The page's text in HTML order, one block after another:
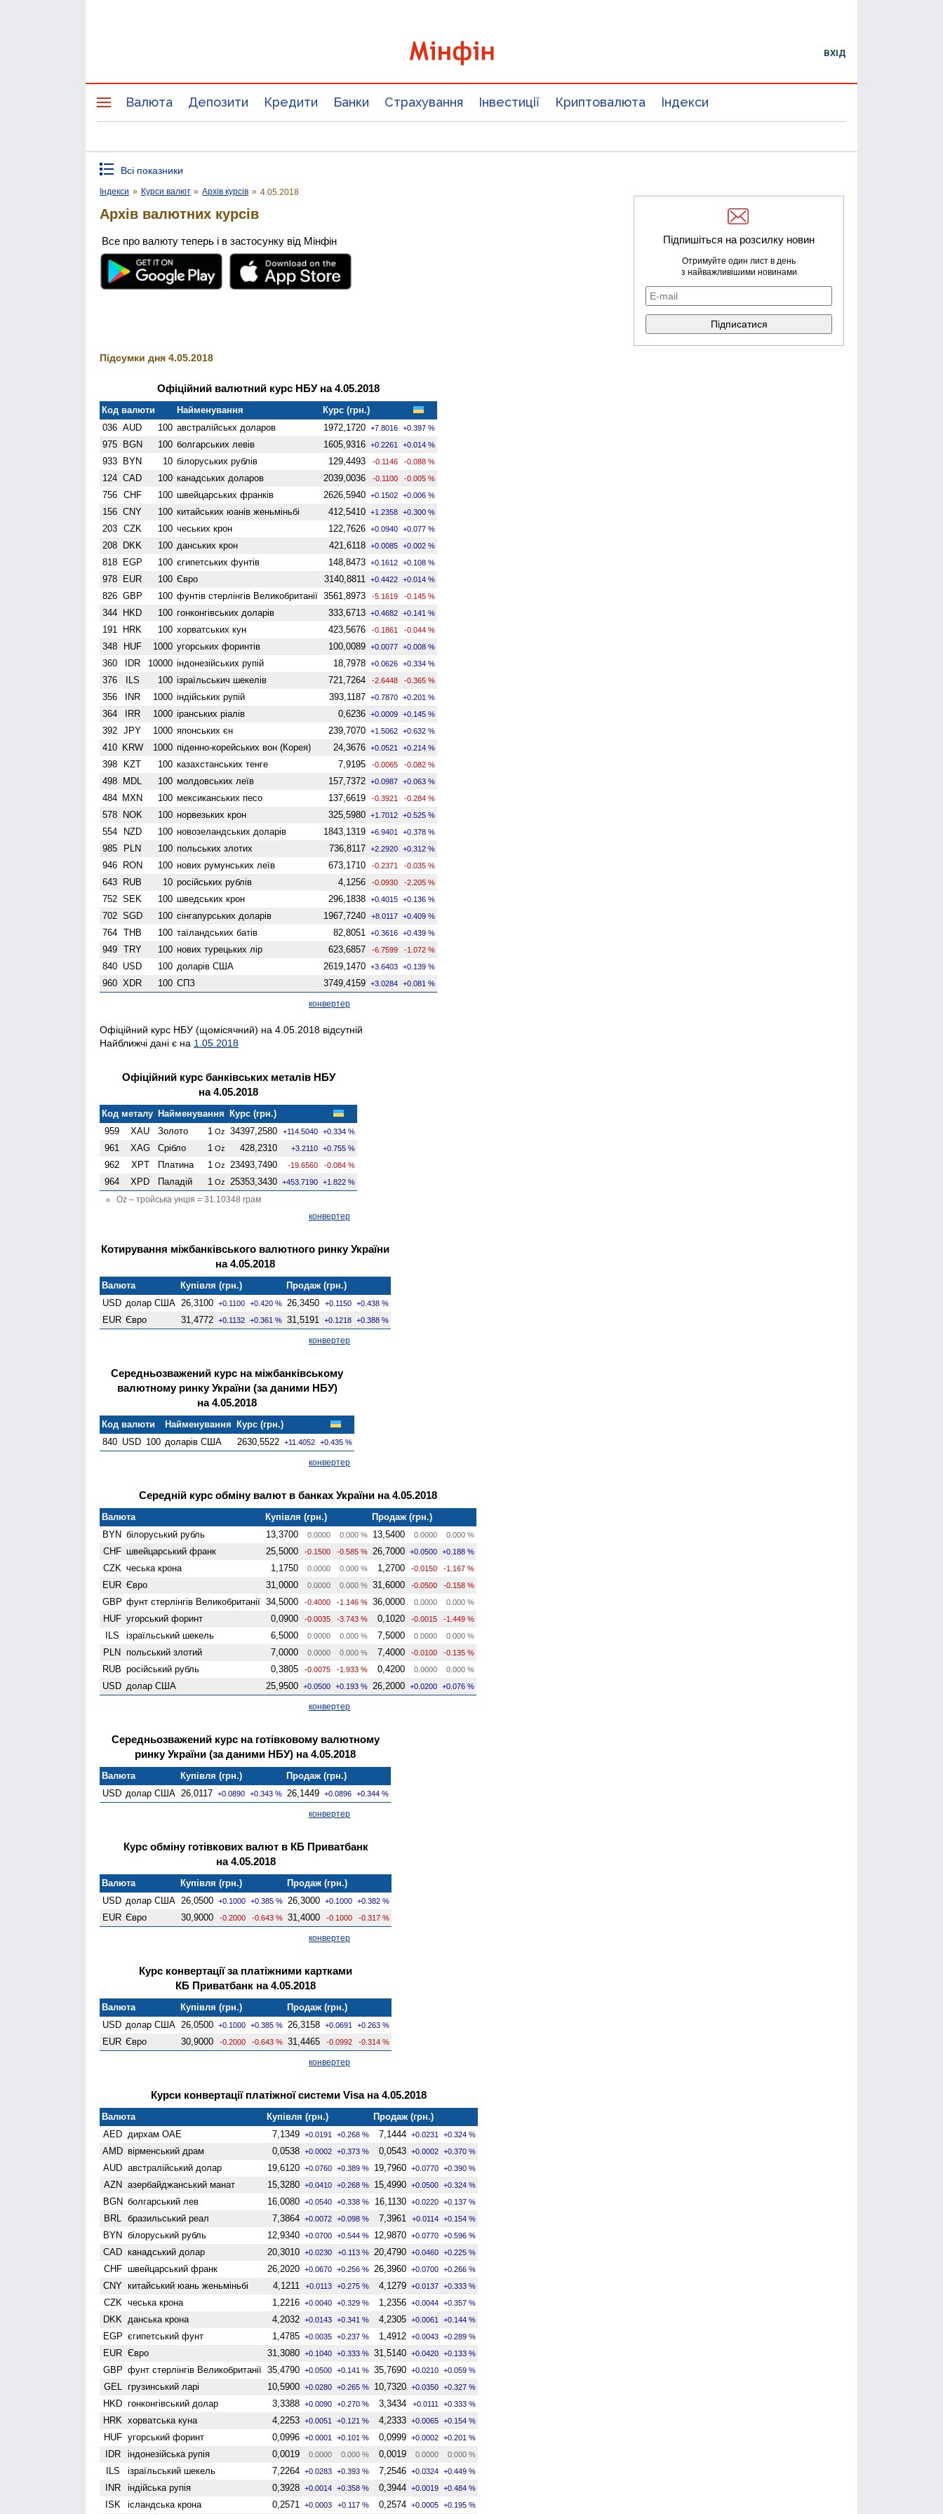
ВХІД
Валюта Депозити Кредити Банки Страхування Інвестиції Криптовалюта Індекси
Всі показники
Індекси » Курси валют » Архів курсів » 4.05.2018
Архів валютних курсів
Все про валюту теперь і в застосунку від Мінфін
Підсумки дня 4.05.2018
Офіційний валютний курс НБУ на 4.05.2018
Код валюти Найменування
Курс (грн.)
036 AUD 100 австралійськх доларов 1972,1720 +7.8016 +0.397 %
975 BGN 100 болгарських левів 1605,9316 +0.2261 +0.014 %
933 BYN 10 білоруських рублів 129,4493 -0.1146 -0.088 %
124 CAD 100 канадських доларов 2039,0036 -0.1100 -0.005 %
756 CHF 100 швейцарських франків 2626,5940 +0.1502 +0.006 %
156 CNY 100 китайських юанів женьмiньбi 412,5410 +1.2358 +0.300 %
203 CZK 100 чеських крон 122,7626 +0.0940 +0.077 %
208 DKK 100 данських крон 421,6118 +0.0085 +0.002 %
818 EGP 100 єгипетських фунтів 148,8473 +0.1612 +0.108 %
978 EUR 100 Євро 3140,8811 +0.4422 +0.014 %
826 GBP 100 фунтів стерлінгів Велико­британії 3561,8973 -5.1619 -0.145 %
344 HKD 100 гонконгівських доларів 333,6713 +0.4682 +0.141 %
191 HRK 100 хорватських кун 423,5676 -0.1861 -0.044 %
348 HUF 1000 угорських форинтів 100,0089 +0.0077 +0.008 %
360 IDR 10000 індонезійських рупій 18,7978 +0.0626 +0.334 %
376 ILS 100 ізраїльськич шекелів 721,7264 -2.6448 -0.365 %
356 INR 1000 індійських рупій 393,1187 +0.7870 +0.201 %
364 IRR 1000 іранських ріалів 0,6236 +0.0009 +0.145 %
392 JPY 1000 японських єн 239,7070 +1.5062 +0.632 %
410 KRW 1000 піденно-корейських вон (Корея) 24,3676 +0.0521 +0.214 %
398 KZT 100 казахстанських тенге 7,9195 -0.0065 -0.082 %
498 MDL 100 молдовських леїв 157,7372 +0.0987 +0.063 %
484 MXN 100 мексиканських песо 137,6619 -0.3921 -0.284 %
578 NOK 100 норвезьких крон 325,5980 +1.7012 +0.525 %
554 NZD 100 ново­зеландських доларів 1843,1319 +6.9401 +0.378 %
985 PLN 100 польських злотих 736,8117 +2.2920 +0.312 %
946 RON 100 нових румунських леїв 673,1710 -0.2371 -0.035 %
643 RUB 10 російських рублів 4,1256 -0.0930 -2.205 %
752 SEK 100 шведських крон 296,1838 +0.4015 +0.136 %
702 SGD 100 сінгапурських доларів 1967,7240 +8.0117 +0.409 %
764 THB 100 таїландських батів 82,8051 +0.3616 +0.439 %
949 TRY 100 нових турецьких лір 623,6857 -6.7599 -1.072 %
840 USD 100 доларів США 2619,1470 +3.6403 +0.139 %
960 XDR 100 СПЗ 3749,4159 +3.0284 +0.081 %
конвертер
Офіційний курс НБУ (щомісячний) на 4.05.2018 відсутній
Найближчі дані є на 1.05.2018
Офіційний курс банківських металів НБУ
на 4.05.2018
Код металу Найменування Курс (грн.)
959
XAU Золото 1 Oz 34397,2580 +114.5040 +0.334 %
961 XAG Срібло 1 Oz 428,2310 +3.2110 +0.755 %
962 XPT Платина 1 Oz 23493,7490 -19.6560 -0.084 %
964 XPD Паладій 1 Oz 25353,3430 +453.7190 +1.822 %
Oz – тройська унція = 31.10348 грам
конвертер
Котирування міжбанківського валютного ринку України
на 4.05.2018
Валюта Купівля (грн.)
Продаж (грн.)
USD долар США 26,3100 +0.1100 +0.420 % 26,3450 +0.1150 +0.438 %
EUR Євро 31,4772 +0.1132 +0.361 % 31,5191 +0.1218 +0.388 %
конвертер
Середньозважений курс на міжбанківському
валютному ринку України (за даними НБУ)
на 4.05.2018
Код валюти Найменування Курс (грн.)
840 USD 100 доларів США 2630,5522 +11.4052 +0.435 %
конвертер
Середній курс обміну валют в банках України на 4.05.2018
Валюта Купівля (грн.)
Продаж (грн.)
BYN білоруський рубль 13,3700 0.0000 0.000 % 13,5400 0.0000 0.000 %
CHF швейцарський франк 25,5000 -0.1500 -0.585 % 26,7000 +0.0500 +0.188 %
CZK чеська крона 1,1750 0.0000 0.000 % 1,2700 -0.0150 -1.167 %
EUR Євро 31,0000 0.0000 0.000 % 31,6000 -0.0500 -0.158 %
GBP фунт стерлінгів Велико­британії 34,5000 -0.4000 -1.146 % 36,0000 0.0000 0.000 %
HUF угорський форинт 0,0900 -0.0035 -3.743 % 0,1020 -0.0015 -1.449 %
ILS ізраїльський шекель 6,5000 0.0000 0.000 % 7,5000 0.0000 0.000 %
PLN польський злотий 7,0000 0.0000 0.000 % 7,4000 -0.0100 -0.135 %
RUB російський рубль 0,3805 -0.0075 -1.933 % 0,4200 0.0000 0.000 %
USD долар США 25,9500 +0.0500 +0.193 % 26,2000 +0.0200 +0.076 %
конвертер
Середньозважений курс на готівковому валютному
ринку України (за даними НБУ) на 4.05.2018
Валюта Купівля (грн.)
Продаж (грн.)
USD долар США 26,0117 +0.0890 +0.343 % 26,1449 +0.0896 +0.344 %
конвертер
Курс обміну готівкових валют в КБ Приватбанк
на 4.05.2018
Валюта Купівля (грн.)
Продаж (грн.)
USD долар США 26,0500 +0.1000 +0.385 % 26,3000 +0.1000 +0.382 %
EUR Євро 30,9000 -0.2000 -0.643 % 31,4000 -0.1000 -0.317 %
конвертер
Курс конвертації за платіжними картками
КБ Приватбанк на 4.05.2018
Валюта Купівля (грн.)
Продаж (грн.)
USD долар США 26,0500 +0.1000 +0.385 % 26,3158 +0.0691 +0.263 %
EUR Євро 30,9000 -0.2000 -0.643 % 31,4465 -0.0992 -0.314 %
конвертер
Курси конвертації платіжної системи Visa на 4.05.2018
Валюта Купівля (грн.)
Продаж (грн.)
AED дирхам ОАЕ 7,1349 +0.0191 +0.268 % 7,1444 +0.0231 +0.324 %
AMD вiрменський драм 0,0538 +0.0002 +0.373 % 0,0543 +0.0002 +0.370 %
AUD австралійський долар 19,6120 +0.0760 +0.389 % 19,7960 +0.0770 +0.390 %
AZN азербайджанський манат 15,3280 +0.0410 +0.268 % 15,4990 +0.0500 +0.324 %
BGN болгарський лев 16,0080 +0.0540 +0.338 % 16,1130 +0.0220 +0.137 %
BRL бразильський реал 7,3864 +0.0072 +0.098 % 7,3961 +0.0114 +0.154 %
BYN білоруський рубль 12,9340 +0.0700 +0.544 % 12,9870 +0.0770 +0.596 %
CAD канадський долар 20,3010 +0.0230 +0.113 % 20,4790 +0.0460 +0.225 %
CHF швейцарський франк 26,2020 +0.0670 +0.256 % 26,3960 +0.0700 +0.266 %
CNY китайський юань женьмiньбi 4,1211 +0.0113 +0.275 % 4,1279 +0.0137 +0.333 %
CZK чеська крона 1,2216 +0.0040 +0.329 % 1,2356 +0.0044 +0.357 %
DKK данська крона 4,2032 +0.0143 +0.341 % 4,2305 +0.0061 +0.144 %
EGP єгипетський фунт 1,4785 +0.0035 +0.237 % 1,4912 +0.0043 +0.289 %
EUR Євро 31,3080 +0.1040 +0.333 % 31,5140 +0.0420 +0.133 %
GBP фунт стерлінгів Велико­британії 35,4790 +0.0500 +0.141 % 35,7690 +0.0210 +0.059 %
GEL грузинський ларі 10,5900 +0.0280 +0.265 % 10,7320 +0.0350 +0.327 %
HKD гонконгівський долар 3,3388 +0.0090 +0.270 % 3,3434 +0.0111 +0.333 %
HRK хорватська куна 4,2253 +0.0051 +0.121 % 4,2333 +0.0065 +0.154 %
HUF угорський форинт 0,0996 +0.0001 +0.101 % 0,0999 +0.0002 +0.201 %
IDR індонезійська рупія 0,0019 0.0000 0.000 % 0,0019 0.0000 0.000 %
ILS ізраїльський шекель 7,2264 +0.0283 +0.393 % 7,2546 +0.0324 +0.449 %
INR індійська рупія 0,3928 +0.0014 +0.358 % 0,3944 +0.0019 +0.484 %
ISK ісландська крона 0,2571 +0.0003 +0.117 % 0,2574 +0.0005 +0.195 %
Підпишіться на розсилку новин
Отримуйте один лист в день
з найважливішими новинами